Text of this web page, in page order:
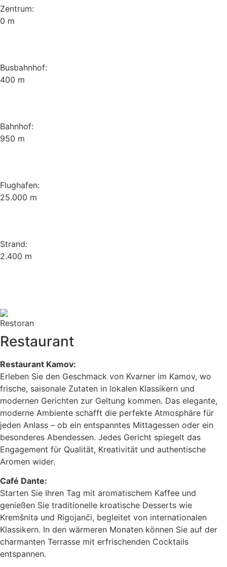
Zentrum:
0 m
Busbahnhof:
400 m
Bahnhof:
950 m
Flughafen:
25.000 m
Strand:
2.400 m
Restaurant
Restaurant Kamov:
Erleben Sie den Geschmack von Kvarner im Kamov, wo
frische, saisonale Zutaten in lokalen Klassikern und
modernen Gerichten zur Geltung kommen. Das elegante,
moderne Ambiente schafft die perfekte Atmosphäre für
jeden Anlass – ob ein entspanntes Mittagessen oder ein
besonderes Abendessen. Jedes Gericht spiegelt das
Engagement für Qualität, Kreativität und authentische
Aromen wider.
Café Dante:
Starten Sie Ihren Tag mit aromatischem Kaffee und
genießen Sie traditionelle kroatische Desserts wie
Kremšnita und Rigojanči, begleitet von internationalen
Klassikern. In den wärmeren Monaten können Sie auf der
charmanten Terrasse mit erfrischenden Cocktails
entspannen.